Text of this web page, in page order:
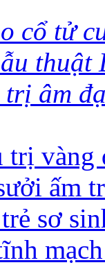
cổ tử
thuật
trị âm
trị vàng
ấm
sơ